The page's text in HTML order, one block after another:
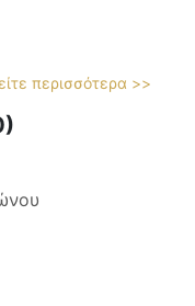
περισσότερα >>